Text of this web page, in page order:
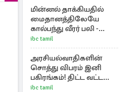
மின்னல் தாக்கியதில்
மைதானத்திலேயே
கால்பந்து வீரர் பலி -
அதிர்ச்சியில் ரசிகர்கள்
ibc tamil
அரசியல்வாதிகளின்
சொத்து விபரம் இனி
பகிரங்கம்! திட்ட வட்டமாக
அறிவித்த அரச தரப்பு
ibc tamil